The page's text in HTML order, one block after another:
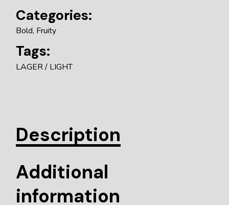
Categories:
Bold, Fruity
Tags:
LAGER LIGHT
Description
Additional
information